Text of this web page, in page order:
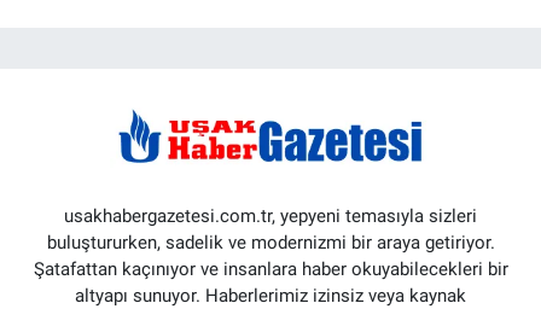
usakhabergazetesi.com.tr, yepyeni temasıyla sizleri
buluştururken, sadelik ve modernizmi bir araya getiriyor.
Şatafattan kaçınıyor ve insanlara haber okuyabilecekleri bir
altyapı sunuyor. Haberlerimiz izinsiz veya kaynak